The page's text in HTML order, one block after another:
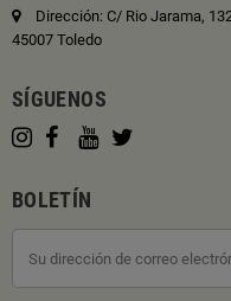
Dirección: C/ Rio Jarama,
45007 Toledo
SÍGUENOS
BOLETÍN